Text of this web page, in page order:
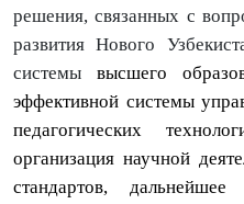
решения, связанных с
развития Нового
системы высшего
эффективной системы
педагогических
организация научной
стандартов,